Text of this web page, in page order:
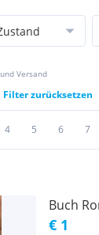
Versand
Filter zurücksetzen
4 5 6 7
Buch
€ 1